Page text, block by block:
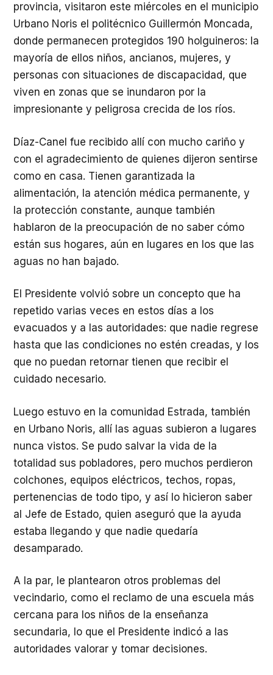
provincia, visitaron este miércoles en el municipio
Urbano Noris el politécnico Guillermón Moncada,
donde permanecen protegidos 190 holguineros: la
mayoría de ellos niños, ancianos, mujeres, y
personas con situaciones de discapacidad, que
viven en zonas que se inundaron por la
impresionante y peligrosa crecida de los ríos.
Díaz-Canel fue recibido allí con mucho cariño y
con el agradecimiento de quienes dijeron sentirse
como en casa. Tienen garantizada la
alimentación, la atención médica permanente, y
la protección constante, aunque también
hablaron de la preocupación de no saber cómo
están sus hogares, aún en lugares en los que las
aguas no han bajado.
El Presidente volvió sobre un concepto que ha
repetido varias veces en estos días a los
evacuados y a las autoridades: que nadie regrese
hasta que las condiciones no estén creadas, y los
que no puedan retornar tienen que recibir el
cuidado necesario.
Luego estuvo en la comunidad Estrada, también
en Urbano Noris, allí las aguas subieron a lugares
nunca vistos. Se pudo salvar la vida de la
totalidad sus pobladores, pero muchos perdieron
colchones, equipos eléctricos, techos, ropas,
pertenencias de todo tipo, y así lo hicieron saber
al Jefe de Estado, quien aseguró que la ayuda
estaba llegando y que nadie quedaría
desamparado.
A la par, le plantearon otros problemas del
vecindario, como el reclamo de una escuela más
cercana para los niños de la enseñanza
secundaria, lo que el Presidente indicó a las
autoridades valorar y tomar decisiones.